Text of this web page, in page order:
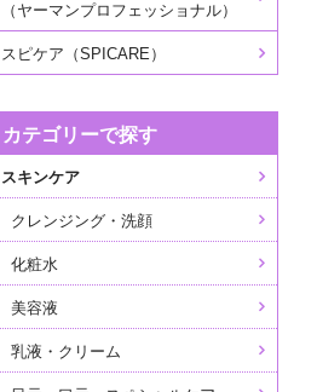
（ヤーマンプロフェッショナル）
スピケア（SPICARE）
カテゴリーで探す
スキンケア
クレンジング・洗顔
化粧水
美容液
乳液・クリーム